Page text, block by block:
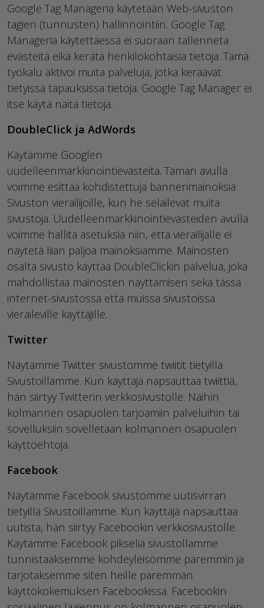
Google Tag Manageria käytetään Web-sivuston
tagien (tunnusten) hallinnointiin. Google Tag
Manageria käytettäessä ei suoraan tallenneta
evästeitä eikä kerätä henkilökohtaisia tietoja. Tämä
työkalu aktivoi muita palveluja, jotka keräävät
tietyissä tapauksissa tietoja. Google Tag Manager ei
itse käytä näitä tietoja.
DoubleClick ja AdWords
Käytämme Googlen
uudelleenmarkkinointievästeitä. Tämän avulla
voimme esittää kohdistettuja bannerimainoksia
Sivuston vierailijoille, kun he selailevat muita
sivustoja. Uudelleenmarkkinointievästeiden avulla
voimme hallita asetuksia niin, että vierailijalle ei
näytetä liian paljoa mainoksiamme. Mainosten
osalta sivusto käyttää DoubleClickin palvelua, joka
mahdollistaa mainosten näyttämisen sekä tässä
internet-sivustossa että muissa sivustoissa
vieraileville käyttäjille.
Twitter
Näytämme Twitter sivustomme twiitit tietyillä
Sivustoillamme. Kun käyttäjä napsauttaa twiittiä,
hän siirtyy Twitterin verkkosivustolle. Näihin
kolmannen osapuolen tarjoamiin palveluihin tai
sovelluksiin sovelletaan kolmannen osapuolen
käyttöehtoja.
Facebook
Näytämme Facebook sivustomme uutisvirran
tietyillä Sivustoillamme. Kun käyttäjä napsauttaa
uutista, hän siirtyy Facebookin verkkosivustolle.
Käytämme Facebook pikseliä sivustollamme
tunnistaaksemme kohdeyleisömme paremmin ja
tarjotaksemme siten heille paremman
käyttökokemuksen Facebookissa. Facebookin